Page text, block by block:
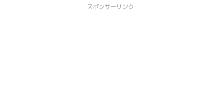
スポンサーリンク